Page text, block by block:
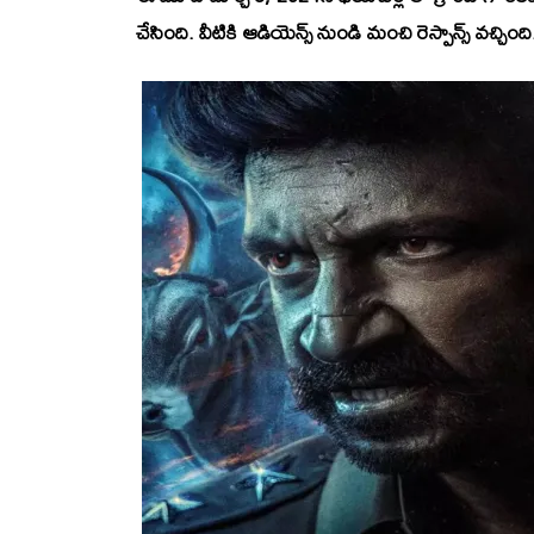
చేసింది. వీటికి ఆడియెన్స్ నుండి మంచి రెస్పాన్స్